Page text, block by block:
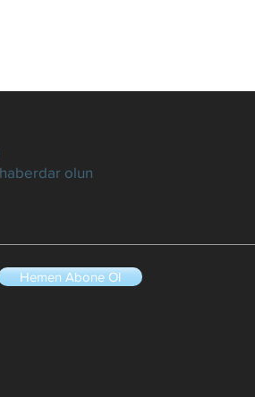
olun
Hemen Abone Ol